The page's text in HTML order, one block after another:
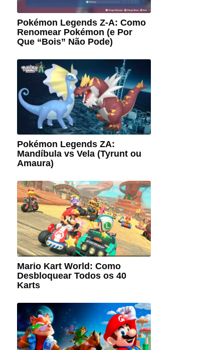
Pokémon Legends Z-A: Como
Renomear Pokémon (e Por
Que “Bois” Não Pode)
Pokémon Legends ZA:
Mandíbula vs Vela (Tyrunt ou
Amaura)
Mario Kart World: Como
Desbloquear Todos os 40
Karts